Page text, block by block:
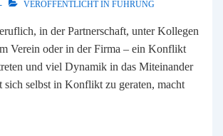
VERÖFFENTLICHT IN FÜHRUNG
in der Partnerschaft, unter Kollegen
Verein oder in der Firma – ein Konflikt
und viel Dynamik in das Miteinander
selbst in Konflikt zu geraten, macht